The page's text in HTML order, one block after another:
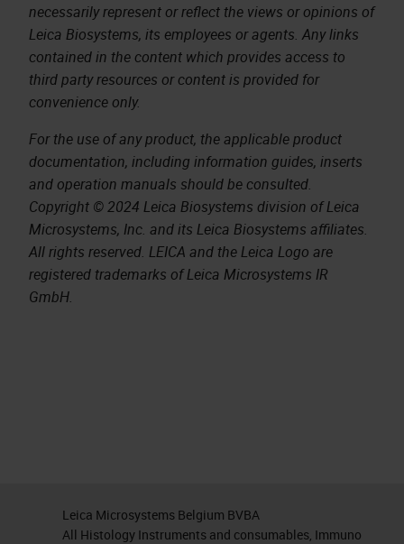
necessarily represent or reflect the views or opinions of
Leica Biosystems, its employees or agents. Any links
contained in the content which provides access to
third party resources or content is provided for
convenience only.
For the use of any product, the applicable product
documentation, including information guides, inserts
and operation manuals should be consulted.
Copyright © 2024 Leica Biosystems division of Leica
Microsystems, Inc. and its Leica Biosystems affiliates.
All rights reserved. LEICA and the Leica Logo are
registered trademarks of Leica Microsystems IR
GmbH.
Leica Microsystems Belgium BVBA
All Histology Instruments and consumables, Immuno